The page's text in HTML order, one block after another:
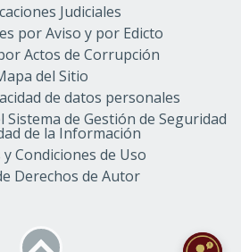
Judiciales
por Aviso y por Edicto
Actos de Corrupción
del Sitio
de datos personales
Sistema de Gestión de Seguridad
de la Información
Condiciones de Uso
Derechos de Autor